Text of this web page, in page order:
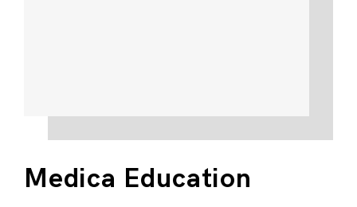
Medica Education